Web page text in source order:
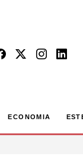
ECONOMIA